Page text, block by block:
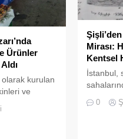
Ürünler
olarak kurulan
ve
her
Mirası:
Kentsel
İstanbul,
çok
devasa
0